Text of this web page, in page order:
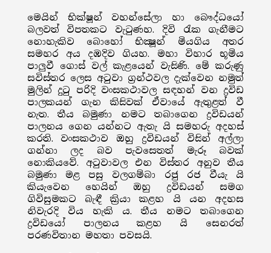
මෙයින් භික්ෂූන් වහන්සේලා හා බෞද්ධයෝ
බලවත් විපතකට වැටුණහ. දිවි රැක ගැනීමට
නොහැකිව බොහෝ භික්‍ෂූන් මියගිය අතර
සමහර අය දඹදිව ගියහ. මහා විහාර භූමිය
පාලුවී ගොස් වල් කැළයෙන් වැසිණි. මේ කරුණු
සවිස්තර ලෙස අටුවා ග්‍රන්ථවල දැක්වෙන නමුත්
මුලින් දුටු පරිදි වංසකථාවල සඳහන් වන ද්‍රවිඩ
පාලකයන් ගැන කිසිවක් ඒවායේ ඇතුළත් වී
නැත. තීය බමුණා නමට තබාගෙන ද්‍රවිඩයන්
පාලනය ගෙන යන්නට ඇතැ යි සමහරු අදහස්
කරති. වංසකථාව ඔහු ද්‍රවිඩයන් විසින් අල්ලා
ගන්නා ලද බව පැවසෙතත් මැරූ බවක්
නොකියවේ. අටුවාවල එන විස්තර අනුව තීය
බමුණා මළ පසු වලගම්බා රජු රජ වීයැ යි
කියැවෙන හෙයින් ඔහු ද්‍රවිඩයන් සමග
ගිවිසුමකට බැඳී ක්‍රියා කළහ යි යන අදහස
නිවැරදි විය හැකි ය. තීය නමට තබාගෙන
ද්‍රවිඩයෝ පාලනය කළහ යි සෙනරත්
පරණවිතාන මහතා පවසයි.